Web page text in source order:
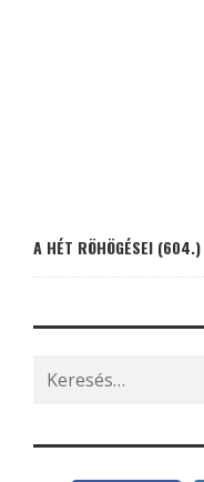
A HÉT RÖHÖGÉSEI (604.)
Search
for: